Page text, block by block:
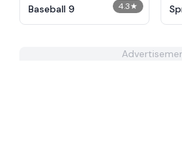
4.3★
Baseball 9